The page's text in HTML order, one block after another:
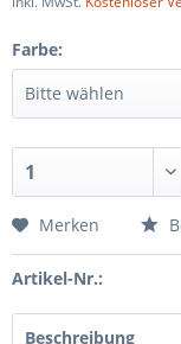
Farbe:
Merken
Artikel-Nr.:
Beschreibung